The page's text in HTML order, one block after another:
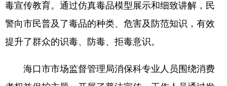
毒宣传教育。通过仿真毒品模型展示和细致讲解，民
警向市民普及了毒品的种类、危害及防范知识，有效
提升了群众的识毒、防毒、拒毒意识。
海口市市场监督管理局消保科专业人员围绕消费